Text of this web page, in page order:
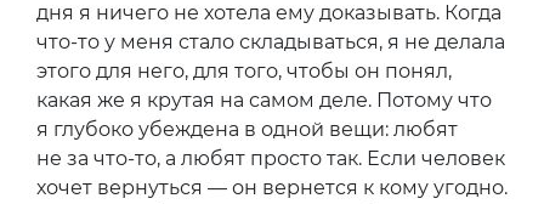
дня я ничего не хотела ему доказывать. Когда
что-то у меня стало складываться, я не делала
этого для него, для того, чтобы он понял,
какая же я крутая на самом деле. Потому что
я глубоко убеждена в одной вещи: любят
не за что-то, а любят просто так. Если человек
хочет вернуться — он вернется к кому угодно.